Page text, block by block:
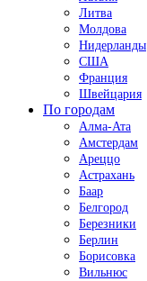
Литва
Молдова
Нидерланды
США
Франция
Швейцария
По городам
Алма-Ата
Амстердам
Ареццо
Астрахань
Баар
Белгород
Березники
Берлин
Борисовка
Вильнюс